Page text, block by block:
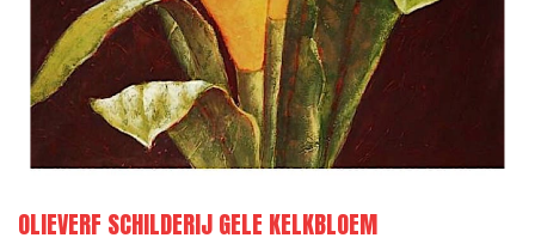
OLIEVERF SCHILDERIJ GELE KELKBLOEM